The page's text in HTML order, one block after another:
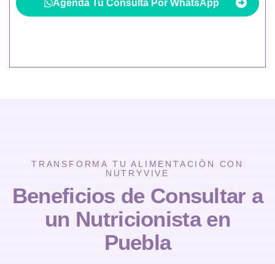
Agenda Tu Consulta Por WhatsApp
TRANSFORMA TU ALIMENTACIÓN CON
NUTRYVIVE
Beneficios de Consultar a
un Nutricionista en
Puebla